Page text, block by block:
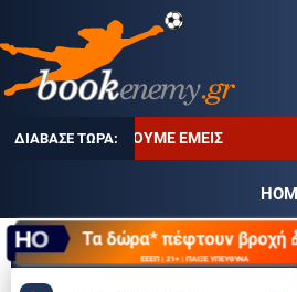
ΤΙ ΠΑΙΖΟΥΜΕ ΕΜΕΙΣ
ΤΙ ΠΑΙΖΟΥΜΕ
ΤΖΊΡΟΙ
ΣΤΟΙΧΗΜΑ
Τα δώρα* πέφτουν βροχή
ΕΕΕΠ | 21+ | ΠΑΙΞΕ ΥΠΕΥΘΥΝΑ